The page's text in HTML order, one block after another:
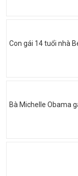
Con gái 14 tuổi nhà
Bà Michelle Obama